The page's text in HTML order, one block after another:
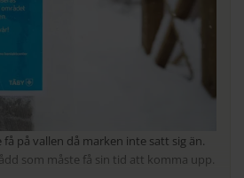
på vallen då marken inte satt sig än.
som måste få sin tid att komma upp.